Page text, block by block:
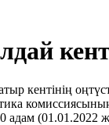
кентінің
адам (01.01.2022